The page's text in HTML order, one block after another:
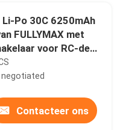
Po 30C 6250mAh
FULLYMAX met
voor RC-de
van de
Contacteer ons